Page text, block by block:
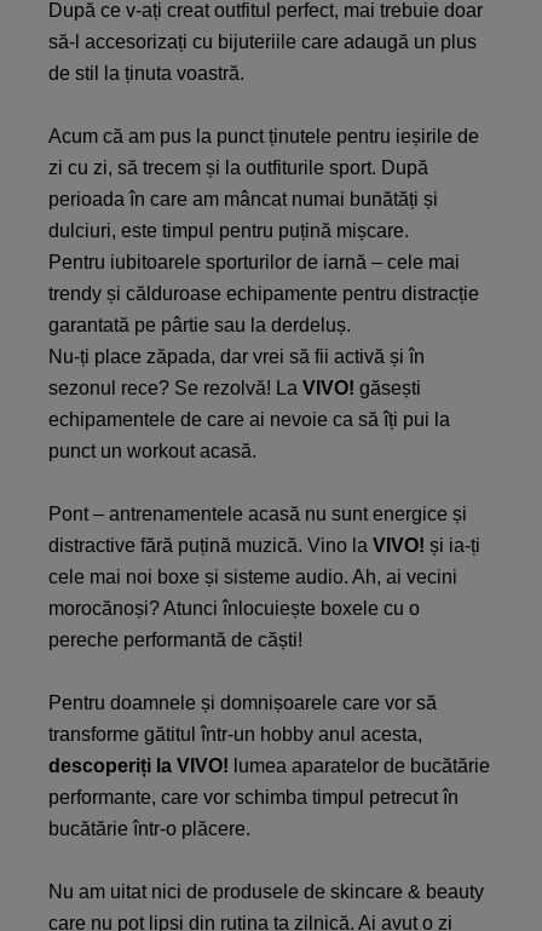
După ce v-ați creat outfitul perfect, mai trebuie doar
să-l accesorizați cu bijuteriile care adaugă un plus
de stil la ținuta voastră.
Acum că am pus la punct ținutele pentru ieșirile de
zi cu zi, să trecem și la outfiturile sport. După
perioada în care am mâncat numai bunătăți și
dulciuri, este timpul pentru puțină mișcare.
Pentru iubitoarele sporturilor de iarnă – cele mai
trendy și călduroase echipamente pentru distracție
garantată pe pârtie sau la derdeluș.
Nu-ți place zăpada, dar vrei să fii activă și în
sezonul rece? Se rezolvă! La VIVO! găsești
echipamentele de care ai nevoie ca să îți pui la
punct un workout acasă.
Pont – antrenamentele acasă nu sunt energice și
distractive fără puțină muzică. Vino la VIVO! și ia-ți
cele mai noi boxe și sisteme audio. Ah, ai vecini
morocănoși? Atunci înlocuiește boxele cu o
pereche performantă de căști!
Pentru doamnele și domnișoarele care vor să
transforme gătitul într-un hobby anul acesta,
descoperiți la VIVO! lumea aparatelor de bucătărie
performante, care vor schimba timpul petrecut în
bucătărie într-o plăcere.
Nu am uitat nici de produsele de skincare & beauty
care nu pot lipsi din rutina ta zilnică. Ai avut o zi